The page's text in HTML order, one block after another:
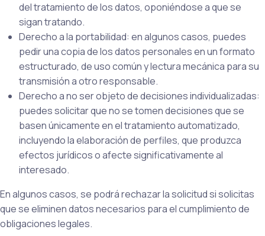
del tratamiento de los datos, oponiéndose a que se
sigan tratando.
Derecho a la portabilidad: en algunos casos, puedes
pedir una copia de los datos personales en un formato
estructurado, de uso común y lectura mecánica para su
transmisión a otro responsable.
Derecho a no ser objeto de decisiones individualizadas:
puedes solicitar que no se tomen decisiones que se
basen únicamente en el tratamiento automatizado,
incluyendo la elaboración de perfiles, que produzca
efectos jurídicos o afecte significativamente al
interesado.
En algunos casos, se podrá rechazar la solicitud si solicitas
que se eliminen datos necesarios para el cumplimiento de
obligaciones legales.